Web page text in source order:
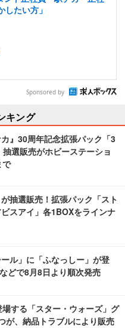
たい方」
Sponsored by
キング
』30周年記念拡張パック「3
選販売がホビーステーショ
で
抽選販売！拡張パック「スト
スアイ」各1BOXをラインナ
ール」に「ふなっしー」が登
どで8月8日より順次発売
する「スター・ウォーズ」グ
が、納品トラブルにより販売